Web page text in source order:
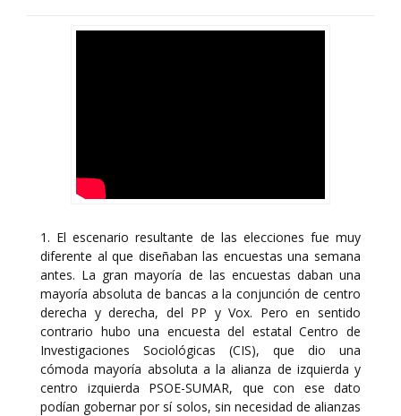
1. El escenario resultante de las elecciones fue muy
diferente al que diseñaban las encuestas una semana
antes. La gran mayoría de las encuestas daban una
mayoría absoluta de bancas a la conjunción de centro
derecha y derecha, del PP y Vox. Pero en sentido
contrario hubo una encuesta del estatal Centro de
Investigaciones Sociológicas (CIS), que dio una
cómoda mayoría absoluta a la alianza de izquierda y
centro izquierda PSOE-SUMAR, que con ese dato
podían gobernar por sí solos, sin necesidad de alianzas